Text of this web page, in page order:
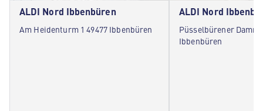
ALDI Nord Ibbenbüren
Am Heidenturm 1 49477 Ibbenbüren
ALDI Nord
Püsselbürener Damm
Ibbenbüren